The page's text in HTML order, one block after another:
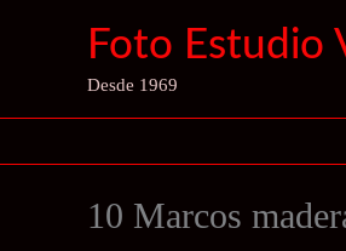
Foto Estudio
Desde 1969
10 Marcos